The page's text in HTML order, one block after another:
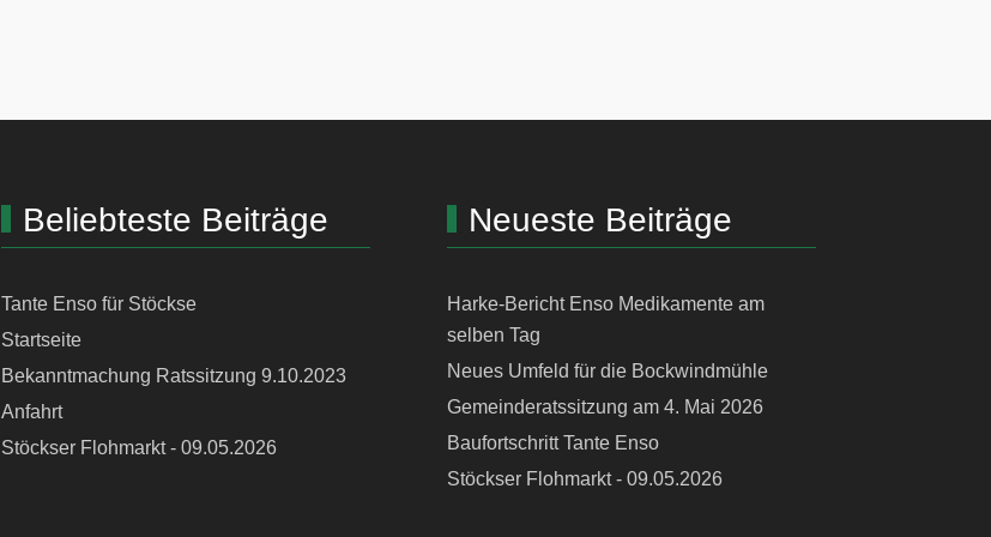
Beliebteste Beiträge
Tante Enso für Stöckse
Startseite
Bekanntmachung Ratssitzung 9.10.2023
Anfahrt
Stöckser Flohmarkt - 09.05.2026
Neueste Beiträge
Harke-Bericht Enso Medikamente am
selben Tag
Neues Umfeld für die Bockwindmühle
Gemeinderatssitzung am 4. Mai 2026
Baufortschritt Tante Enso
Stöckser Flohmarkt - 09.05.2026